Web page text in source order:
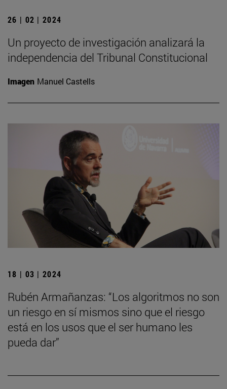
26 | 02 | 2024
Un proyecto de investigación analizará la
independencia del Tribunal Constitucional
Imagen Manuel Castells
18 | 03 | 2024
Rubén Armañanzas: “Los algoritmos no son
un riesgo en sí mismos sino que el riesgo
está en los usos que el ser humano les
pueda dar”